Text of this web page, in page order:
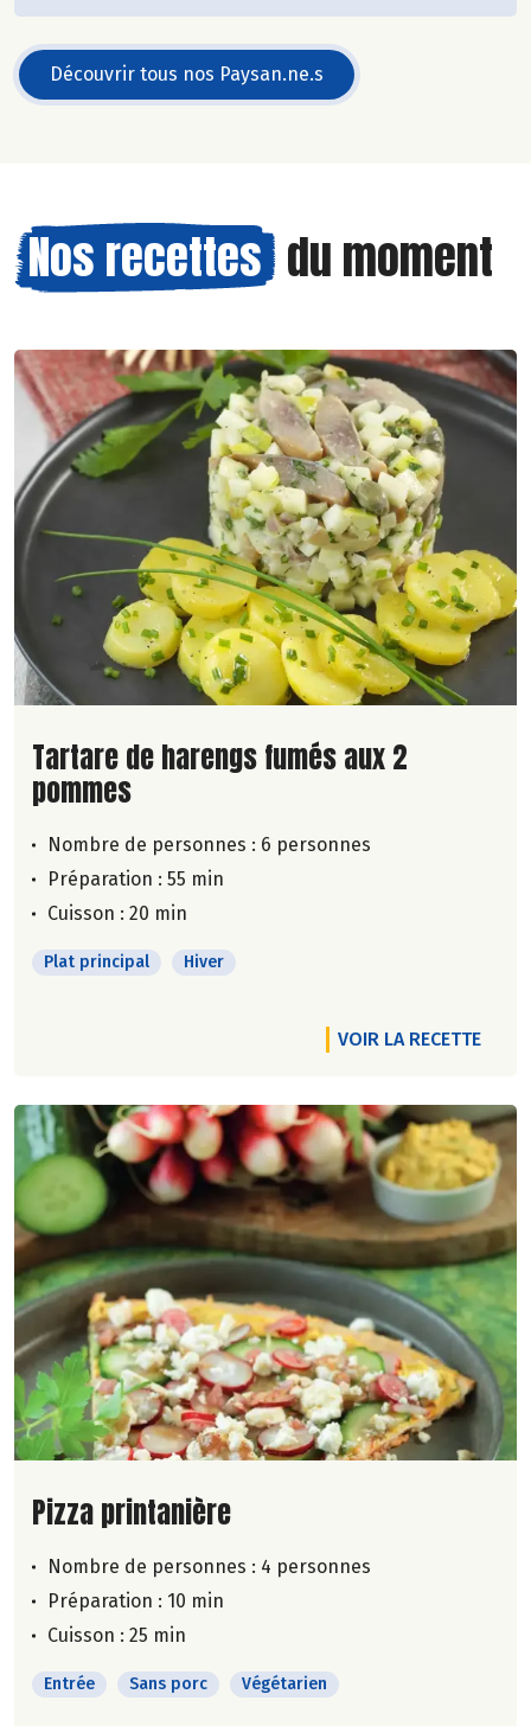
Découvrir tous nos Paysan.ne.s
Nos recettes du moment
Lire la suite de la recette
Tartare de harengs fumés aux 2
pommes
Nombre de personnes : 6 personnes
Préparation : 55 min
Cuisson : 20 min
Plat principal Hiver
VOIR LA RECETTE
Lire la suite de la recette
Pizza printanière
Nombre de personnes : 4 personnes
Préparation : 10 min
Cuisson : 25 min
Entrée Sans porc Végétarien